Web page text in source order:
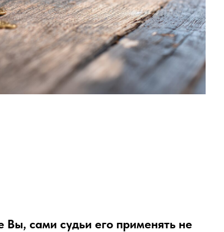
Вы, сами судьи его применять не